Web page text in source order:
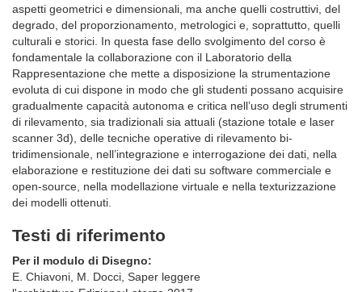
aspetti geometrici e dimensionali, ma anche quelli costruttivi, del
degrado, del proporzionamento, metrologici e, soprattutto, quelli
culturali e storici. In questa fase dello svolgimento del corso è
fondamentale la collaborazione con il Laboratorio della
Rappresentazione che mette a disposizione la strumentazione
evoluta di cui dispone in modo che gli studenti possano acquisire
gradualmente capacità autonoma e critica nell’uso degli strumenti
di rilevamento, sia tradizionali sia attuali (stazione totale e laser
scanner 3d), delle tecniche operative di rilevamento bi-
tridimensionale, nell’integrazione e interrogazione dei dati, nella
elaborazione e restituzione dei dati su software commerciale e
open-source, nella modellazione virtuale e nella texturizzazione
dei modelli ottenuti.
Testi di riferimento
Per il modulo di Disegno:
E. Chiavoni, M. Docci, Saper leggere